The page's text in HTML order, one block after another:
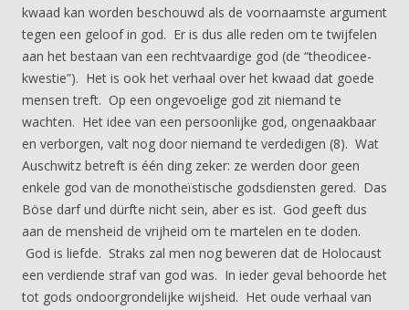
kwaad kan worden beschouwd als de voornaamste argument
tegen een geloof in god. Er is dus alle reden om te twijfelen
aan het bestaan van een rechtvaardige god (de “theodicee-
kwestie”). Het is ook het verhaal over het kwaad dat goede
mensen treft. Op een ongevoelige god zit niemand te
wachten. Het idee van een persoonlijke god, ongenaakbaar
en verborgen, valt nog door niemand te verdedigen (8). Wat
Auschwitz betreft is één ding zeker: ze werden door geen
enkele god van de monotheïstische godsdiensten gered. Das
Böse darf und dürfte nicht sein, aber es ist. God geeft dus
aan de mensheid de vrijheid om te martelen en te doden.
God is liefde. Straks zal men nog beweren dat de Holocaust
een verdiende straf van god was. In ieder geval behoorde het
tot gods ondoorgrondelijke wijsheid. Het oude verhaal van